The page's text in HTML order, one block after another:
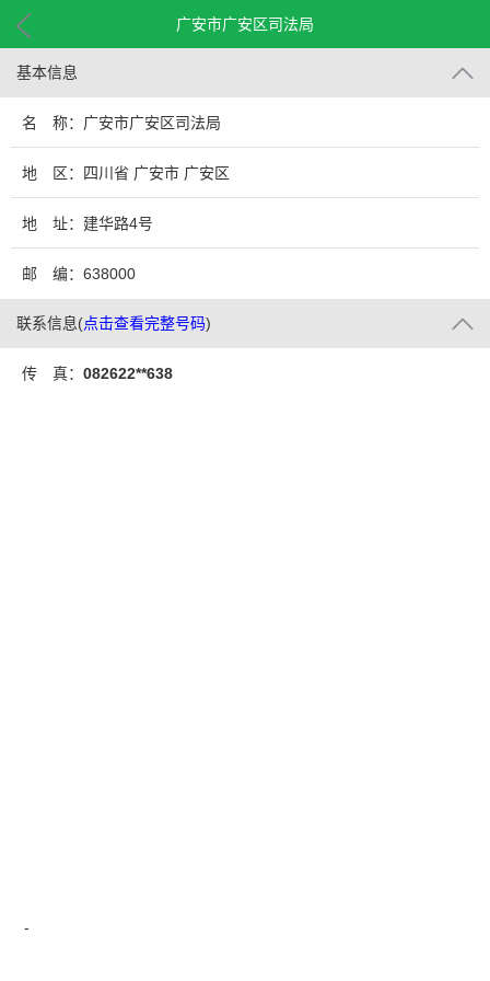
广安市广安区司法局
基本信息
名 称：广安市广安区司法局
地 区：四川省 广安市 广安区
地 址：建华路4号
邮 编：638000
联系信息(点击查看完整号码)
传 真： 082622**638
-